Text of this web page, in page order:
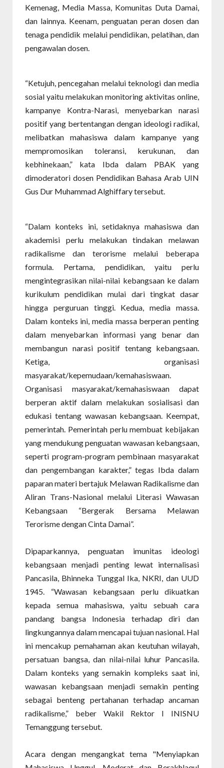
Kemenag, Media Massa, Komunitas Duta Damai,
dan lainnya. Keenam, penguatan peran dosen dan
tenaga pendidik melalui pendidikan, pelatihan, dan
pengawalan dosen.
“Ketujuh, pencegahan melalui teknologi dan media
sosial yaitu melakukan monitoring aktivitas online,
kampanye Kontra-Narasi, menyebarkan narasi
positif yang bertentangan dengan ideologi radikal,
melibatkan mahasiswa dalam kampanye yang
mempromosikan toleransi, kerukunan, dan
kebhinekaan,” kata Ibda dalam PBAK yang
dimoderatori dosen Pendidikan Bahasa Arab UIN
Gus Dur Muhammad Alghiffary tersebut.
“Dalam konteks ini, setidaknya mahasiswa dan
akademisi perlu melakukan tindakan melawan
radikalisme dan terorisme melalui beberapa
formula. Pertama, pendidikan, yaitu perlu
mengintegrasikan nilai-nilai kebangsaan ke dalam
kurikulum pendidikan mulai dari tingkat dasar
hingga perguruan tinggi. Kedua, media massa.
Dalam konteks ini, media massa berperan penting
dalam menyebarkan informasi yang benar dan
membangun narasi positif tentang kebangsaan.
Ketiga, organisasi
masyarakat/kepemudaan/kemahasiswaan.
Organisasi masyarakat/kemahasiswaan dapat
berperan aktif dalam melakukan sosialisasi dan
edukasi tentang wawasan kebangsaan. Keempat,
pemerintah. Pemerintah perlu membuat kebijakan
yang mendukung penguatan wawasan kebangsaan,
seperti program-program pembinaan masyarakat
dan pengembangan karakter,” tegas Ibda dalam
paparan materi bertajuk Melawan Radikalisme dan
Aliran Trans-Nasional melalui Literasi Wawasan
Kebangsaan “Bergerak Bersama Melawan
Terorisme dengan Cinta Damai”.
Dipaparkannya, penguatan imunitas ideologi
kebangsaan menjadi penting lewat internalisasi
Pancasila, Bhinneka Tunggal Ika, NKRI, dan UUD
1945. “Wawasan kebangsaan perlu dikuatkan
kepada semua mahasiswa, yaitu sebuah cara
pandang bangsa Indonesia terhadap diri dan
lingkungannya dalam mencapai tujuan nasional. Hal
ini mencakup pemahaman akan keutuhan wilayah,
persatuan bangsa, dan nilai-nilai luhur Pancasila.
Dalam konteks yang semakin kompleks saat ini,
wawasan kebangsaan menjadi semakin penting
sebagai benteng pertahanan terhadap ancaman
radikalisme,” beber Wakil Rektor I INISNU
Temanggung tersebut.
Acara dengan mengangkat tema "Menyiapkan